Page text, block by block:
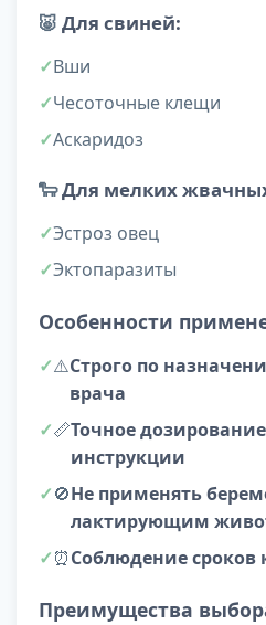
🐷 Для свиней:
Вши
Чесоточные клещи
Аскаридоз
🐑Для мелких
Эстроз овец
Эктопаразиты
Особенности
⚠️Строго по
врача
📏Точное
инструкции
🚫Не применять
лактирующим
⏰Соблюдение сроков
Преимущества